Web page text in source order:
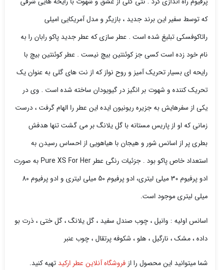
که توسط سفیر این برند جدید ، بازیگر و مدل آمریکایی امیلی
راتاکوفسکی تبلیغ شده است . عطر سازی که عطر جدید پاکو رابان را به
نام خود زده است کسی جز کوئنتین بیچ نیست . عطر کوئنتین بیچ با
رایحه ای بسیار تحریک آمیز و روح نواز که از نت های گلی به عنوان یک
تحریک کننده و شهوت بر انگیز در گیویودان ساخته شده است . وی در
یکی از سفرهایش به جزیره ریونیون ایده این عطر را الهام گرفت ، درست
زمانی که او از پاریس مستانه با گل یلانگ بر می گشت تنها هدفش
بطری پر از اسانس شور و هیجان با هیاهویی از احساس رسیدن به
استعداد خاص پاکو بود . جزئیات رنگی عطر Pure XS For Her به صورت
ادو پرفیوم 30 میلی لیتری، ادو پرفیوم 50 میلی لیتری و ادو پرفیوم 80
میلی لیتری موجود است.
اسانس اولیه : وانیل ، چوب صندل سفید ، گل یلانگ ، گل ختی ، ذرت بو
داده ،مشک ، نارگیل ،هلو ، شکوفه پرتقال ، چوب عنبر
شما میتوانید این محصول را از فروشگاه آنلاین عطر ارکید تهیه کنید.